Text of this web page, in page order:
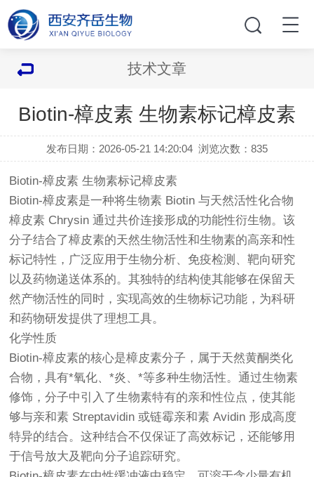
技术文章
Biotin-樟皮素 生物素标记樟皮素
发布日期：2026-05-21 14:20:04 浏览次数：835
Biotin-樟皮素 生物素标记樟皮素
Biotin-樟皮素是一种将生物素 Biotin 与天然活性化合物
樟皮素 Chrysin 通过共价连接形成的功能性衍生物。该
分子结合了樟皮素的天然生物活性和生物素的高亲和性
标记特性，广泛应用于生物分析、免疫检测、靶向研究
以及药物递送体系的。其独特的结构使其能够在保留天
然产物活性的同时，实现高效的生物标记功能，为科研
和药物研发提供了理想工具。
化学性质
Biotin-樟皮素的核心是樟皮素分子，属于天然黄酮类化
合物，具有*氧化、*炎、*等多种生物活性。通过生物素
修饰，分子中引入了生物素特有的亲和性位点，使其能
够与亲和素 Streptavidin 或链霉亲和素 Avidin 形成高度
特异的结合。这种结合不仅保证了高效标记，还能够用
于信号放大及靶向分子追踪研究。